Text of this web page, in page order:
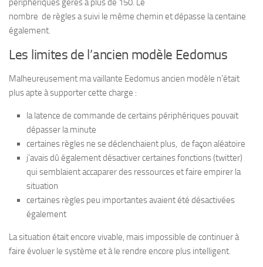
périphériques gérés à plus de 150. Le
nombre de règles a suivi le même chemin et dépasse la centaine
également.
Les limites de l’ancien modèle Eedomus
Malheureusement ma vaillante Eedomus ancien modèle n’était
plus apte à supporter cette charge :
la latence de commande de certains périphériques pouvait
dépasser la minute
certaines règles ne se déclenchaient plus, de façon aléatoire
j’avais dû également désactiver certaines fonctions (twitter)
qui semblaient accaparer des ressources et faire empirer la
situation
certaines règles peu importantes avaient été désactivées
également
La situation était encore vivable, mais impossible de continuer à
faire évoluer le système et à le rendre encore plus intelligent.